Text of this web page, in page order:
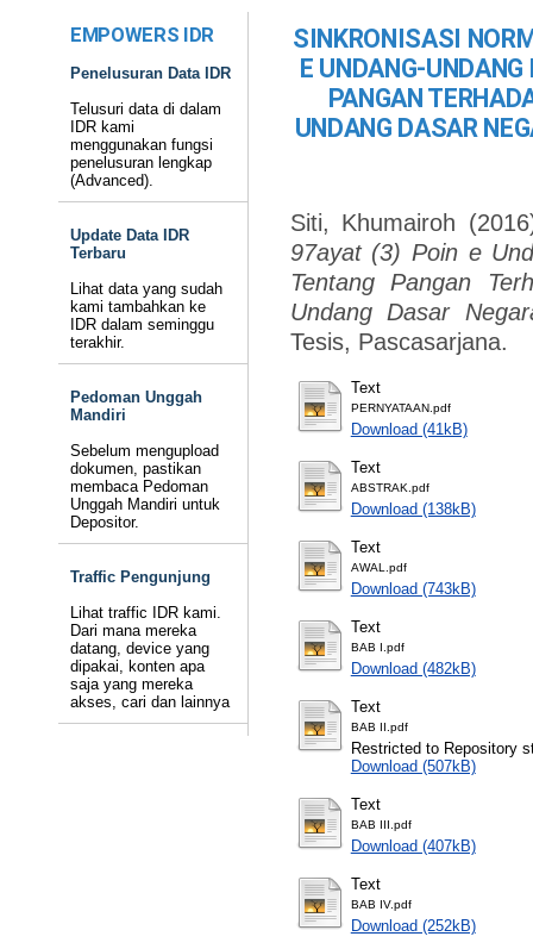
EMPOWERS IDR
Penelusuran Data IDR
Telusuri data di dalam
IDR kami
menggunakan fungsi
penelusuran lengkap
(Advanced).
Update Data IDR
Terbaru
Lihat data yang sudah
kami tambahkan ke
IDR dalam seminggu
terakhir.
Pedoman Unggah
Mandiri
Sebelum mengupload
dokumen, pastikan
membaca Pedoman
Unggah Mandiri untuk
Depositor.
Traffic Pengunjung
Lihat traffic IDR kami.
Dari mana mereka
datang, device yang
dipakai, konten apa
saja yang mereka
akses, cari dan lainnya
SINKRONISASI
E UNDANG-
PANGAN
UNDANG DASAR
Siti, Khumairoh
97ayat (3) Poin e
Tentang Pangan
Undang Dasar
Tesis, Pascasarjana.
Text
PERNYATAAN.pdf
Download (41kB)
Text
ABSTRAK.pdf
Download (138kB)
Text
AWAL.pdf
Download (743kB)
Text
BAB I.pdf
Download (482kB)
Text
BAB II.pdf
Restricted to Repository
Download (507kB)
Text
BAB III.pdf
Download (407kB)
Text
BAB IV.pdf
Download (252kB)